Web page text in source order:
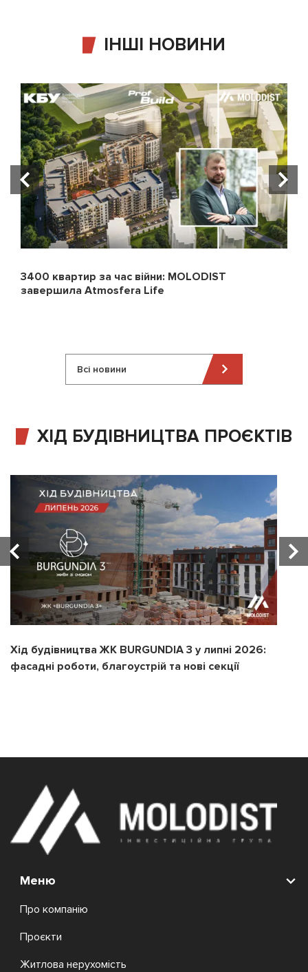
ІНШІ НОВИНИ
3400 квартир за час війни: MOLODIST
завершила Atmosfera Life
Всі новини
ХІД БУДІВНИЦТВА ПРОЄКТІВ
Хід будівництва ЖК BURGUNDIA 3 у липні 2026:
фасадні роботи, благоустрій та нові секції
Меню
Про компанію
Проєкти
Житлова нерухомість